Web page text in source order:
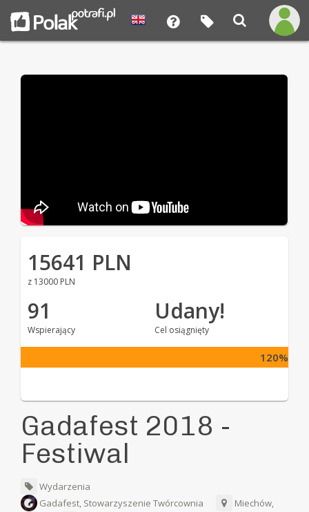
15641 PLN
z 13000 PLN
91
Wspierający
Udany!
Cel osiągnięty
120%
Gadafest 2018 -
Festiwal
Wydarzenia
Gadafest, Stowarzyszenie Twórcownia
Miechów,